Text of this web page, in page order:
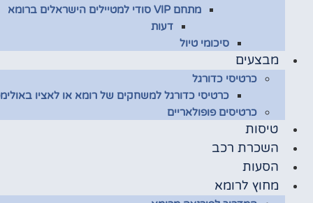
מתחם VIP סודי למטיילים הישראלים ברומא
דעות
סיכומי טיול
מבצעים
כרטיסי כדורגל
כרטיסי כדורגל למשחקים של רומא או לאציו
כרטיסים פופולאריים
טיסות
השכרת רכב
הסעות
מחוץ לרומא